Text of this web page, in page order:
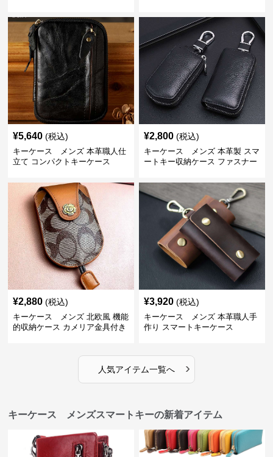
¥5,640 (税込)
キーケース メンズ 本革職人仕
立て コンパクトキーケース
¥2,800 (税込)
キーケース メンズ 本革製 スマ
ートキー収納ケース ファスナー
¥2,880 (税込)
キーケース メンズ 北欧風 機能
的収納ケース カメリア金具付き
¥3,920 (税込)
キーケース メンズ 本革職人手
作り スマートキーケース
人気アイテム一覧へ ›
キーケース メンズスマートキーの新着アイテム